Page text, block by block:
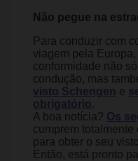
Não pegue na
Para conduzir com
viagem pela
conformidade não
condução, mas
visto Schengen e
obrigatório.
A boa notícia? Os
cumprem
para obter o seu
Então, está pronto